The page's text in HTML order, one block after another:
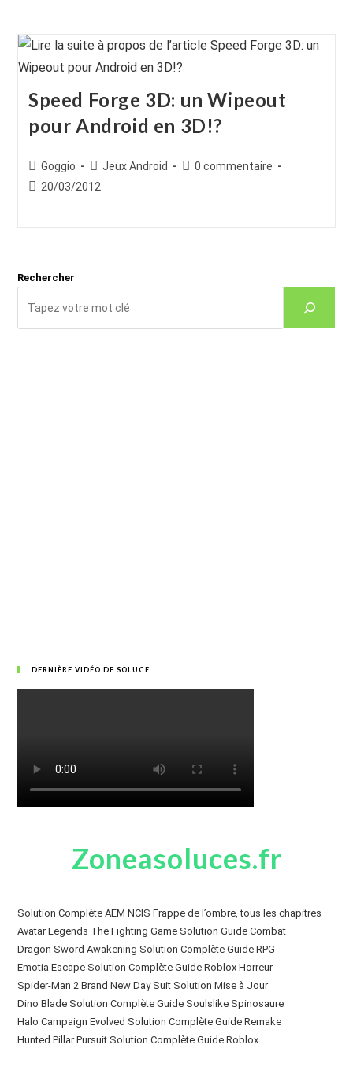
Speed Forge 3D: un Wipeout
pour Android en 3D!?
Auteur/autrice
de
Goggio
Post
category:
Jeux Android
Commentaires
0 commentaire
Publication
20/03/2012
Rechercher
DERNIÈRE VIDÉO DE SOLUCE
Zoneasoluces.fr
Solution Complète AEM NCIS Frappe de l’ombre, tous les chapitres
Avatar Legends The Fighting Game Solution Guide Combat
Dragon Sword Awakening Solution Complète Guide RPG
Emotia Escape Solution Complète Guide Roblox Horreur
Spider-Man 2 Brand New Day Suit Solution Mise à Jour
Dino Blade Solution Complète Guide Soulslike Spinosaure
Halo Campaign Evolved Solution Complète Guide Remake
Hunted Pillar Pursuit Solution Complète Guide Roblox